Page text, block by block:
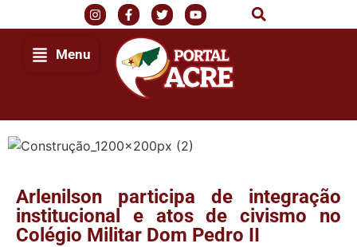
Menu
Arlenilson participa de integração
institucional e atos de civismo no
Colégio Militar Dom Pedro II